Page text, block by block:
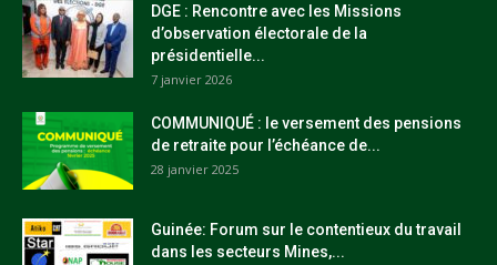
DGE : Rencontre avec les Missions
d’observation électorale de la
présidentielle...
7 janvier 2026
COMMUNIQUÉ : le versement des pensions
de retraite pour l’échéance de...
28 janvier 2025
Guinée: Forum sur le contentieux du travail
dans les secteurs Mines,...